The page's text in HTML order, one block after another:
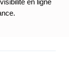
en ligne